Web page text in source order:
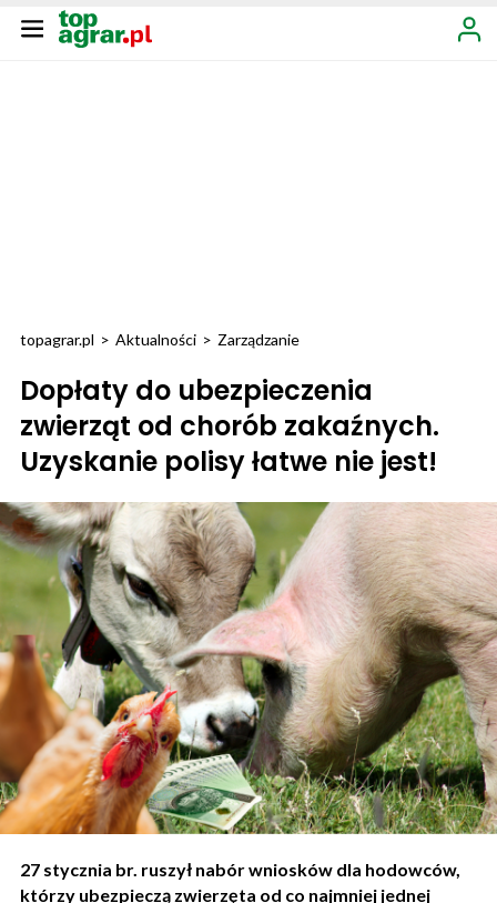
topagrar.pl > Aktualności > Zarządzanie
Dopłaty do ubezpieczenia
zwierząt od chorób zakaźnych.
Uzyskanie polisy łatwe nie jest!
27 stycznia br. ruszył nabór wniosków dla hodowców,
którzy ubezpieczą zwierzęta od co najmniej jednej